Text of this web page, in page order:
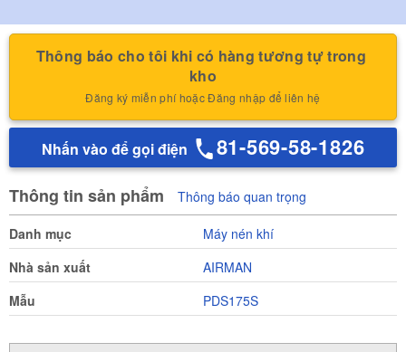
Thông báo cho tôi khi có hàng tương tự trong
kho
Đăng ký miễn phí hoặc Đăng nhập để liên hệ
Nhấn vào để gọi điện 81-569-58-1826
Thông tin sản phẩm Thông báo quan trọng
Danh mục
Máy nén khí
Nhà sản xuất
AIRMAN
Mẫu
PDS175S